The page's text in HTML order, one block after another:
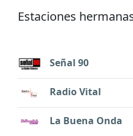
Estaciones
Señal 90
Radio Vital
La Buena Onda